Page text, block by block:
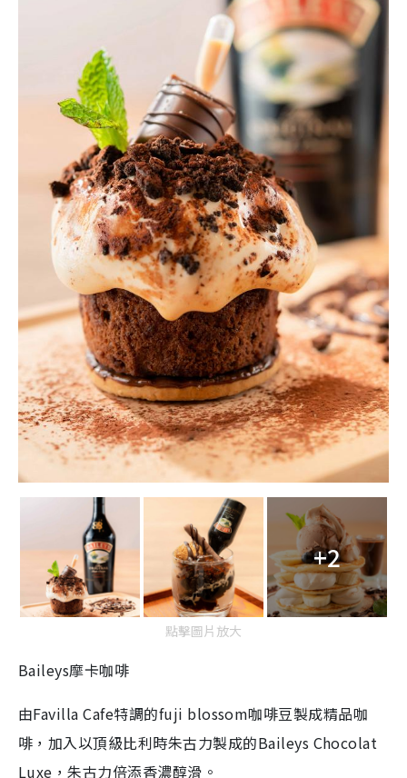
+2
點擊圖片放大
Baileys摩卡咖啡
由Favilla Cafe特調的fuji blossom咖啡豆製成精品咖
啡，加入以頂級比利時朱古力製成的Baileys Chocolat
Luxe，朱古力倍添香濃醇滑。